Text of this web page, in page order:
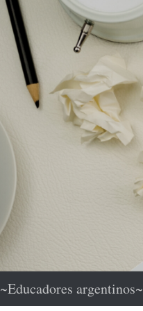
~Educadores argentinos~